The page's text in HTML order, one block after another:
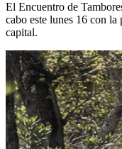
El Encuentro de
cabo este lunes 16 con
capital.